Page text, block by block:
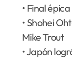
• Final
• Shohei
Mike Trout
• Japón